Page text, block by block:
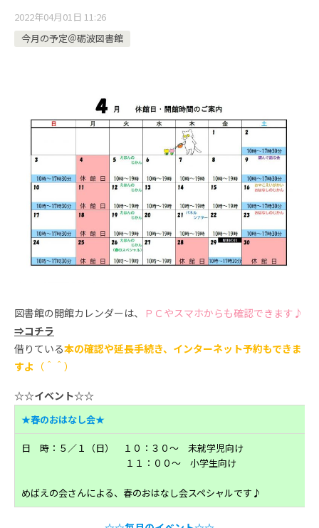
2022年04月01日 11:26
今月の予定＠砺波図書館
図書館の開館カレンダーは、
ＰＣやスマホからも確認できます♪
⇒コチラ
借りている本の確認や延長手続き、インターネット予約もできま
すよ （＾＾）
☆☆イベント☆☆
★春のおはなし会★
日 時：５／１（日） １０：３０～ 未就学児向け
１１：００～ 小学生向け
めばえの会さんによる、春のおはなし会スペシャルです♪